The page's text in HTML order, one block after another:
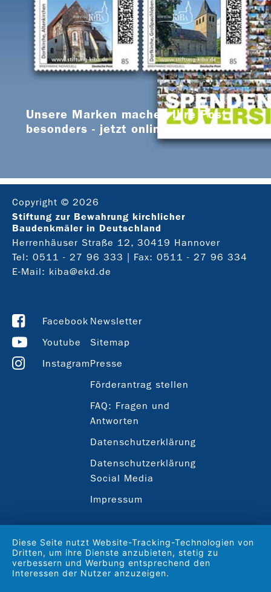
Unsere Marken machen Ihre Post
besonders - jetzt online bestellen
Copyright © 2026
Stiftung zur Bewahrung kirchlicher
Baudenkmäler in Deutschland
Herrenhäuser Straße 12, 30419 Hannover
Tel: 0511 - 27 96 333
| Fax: 0511 - 27 96 334
E-Mail: kiba@ekd.de
Facebook
Youtube
Instagram
Newsletter
Sitemap
Presse
Förderantrag stellen
FAQ: Fragen und
Antworten
Datenschutzerklärung
Datenschutzerklärung
Social Media
Impressum
Diese Seite nutzt Website-Tracking-Technologien von
Dritten, um ihre Dienste anzubieten, stetig zu
verbessern und Werbung entsprechend den
Interessen der Nutzer anzuzeigen.